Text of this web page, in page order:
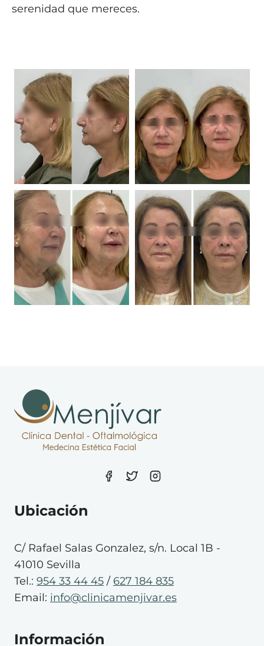
serenidad que mereces.
Ubicación
C/ Rafael Salas Gonzalez, s/n. Local 1B -
41010 Sevilla
Tel.: 954 33 44 45 / 627 184 835
Email: info@clinicamenjivar.es
Información